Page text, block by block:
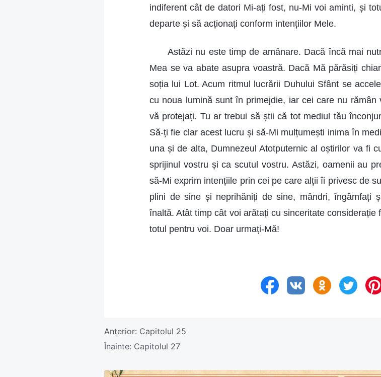
indiferent cât de datori Mi-ați fost, nu-Mi voi aminti, și
departe și să acționați conform intențiilor Mele.
Astăzi nu este timp de amânare. Dacă încă mai
Mea se va abate asupra voastră. Dacă Mă părăsiți
soția lui Lot. Acum ritmul lucrării Duhului Sfânt se
cu noua lumină sunt în primejdie, iar cei care nu
vă protejați. Tu ar trebui să știi că tot mediul tău
Să-ți fie clar acest lucru și să-Mi mulțumești inima în
una și de alta, Dumnezeul Atotputernic al oștirilor va fi
sprijinul vostru și ca scutul vostru. Astăzi, oamenii au
să-Mi exprim intențiile prin cei pe care alții îi privesc de
plini de sine și neprihăniți de sine, mândri, îngâmfați
înaltă. Atât timp cât voi arătați cu sinceritate
totul pentru voi. Doar urmați-Mă!
Anterior: Capitolul 25
Înainte: Capitolul 27